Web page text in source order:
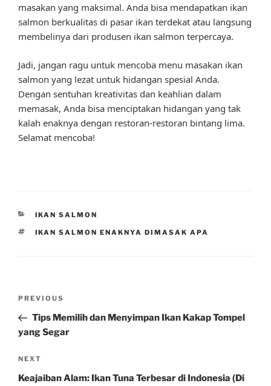
masakan yang maksimal. Anda bisa mendapatkan ikan
salmon berkualitas di pasar ikan terdekat atau langsung
membelinya dari produsen ikan salmon terpercaya.
Jadi, jangan ragu untuk mencoba menu masakan ikan
salmon yang lezat untuk hidangan spesial Anda.
Dengan sentuhan kreativitas dan keahlian dalam
memasak, Anda bisa menciptakan hidangan yang tak
kalah enaknya dengan restoran-restoran bintang lima.
Selamat mencoba!
CATEGORIES
IKAN SALMON
TAGS
IKAN SALMON ENAKNYA DIMASAK APA
Previous
Post
PREVIOUS
Tips Memilih dan Menyimpan Ikan Kakap Tompel
yang Segar
Next
Post
NEXT
Keajaiban Alam: Ikan Tuna Terbesar di Indonesia (Di